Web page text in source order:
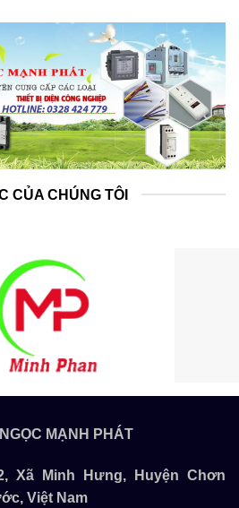
CỦA CHÚNG TÔI
MẠNH PHÁT
Xã Minh Hưng, Huyện Chơn
Việt Nam